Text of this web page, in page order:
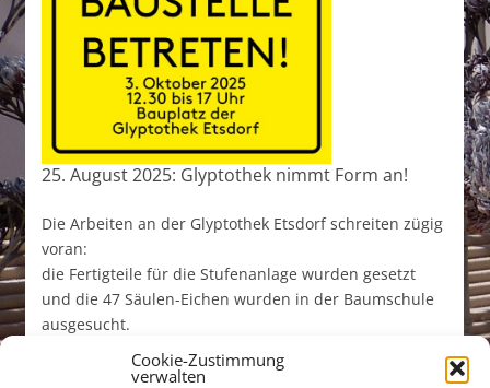
Cookie-Zustimmung
verwalten
25. August 2025: Glyptothek nimmt Form an!
Die Arbeiten an der Glyptothek Etsdorf schreiten zügig
voran:
die Fertigteile für die Stufenanlage wurden gesetzt
und die 47 Säulen-Eichen wurden in der Baumschule
ausgesucht.